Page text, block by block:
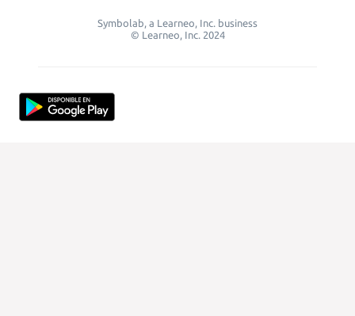
Symbolab, a Learneo, Inc. business
© Learneo, Inc. 2024